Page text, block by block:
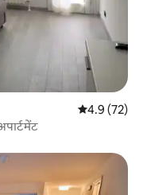
औसत रेटिंग 5
4.9 (72)